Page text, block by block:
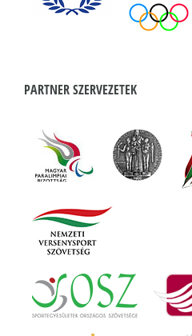
PARTNER SZERVEZETEK